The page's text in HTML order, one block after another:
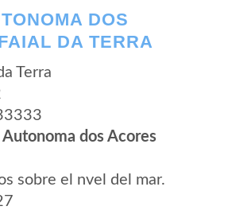
DOS
DA TERRA
Terra
Autonoma dos Acores
sobre el nvel del mar.